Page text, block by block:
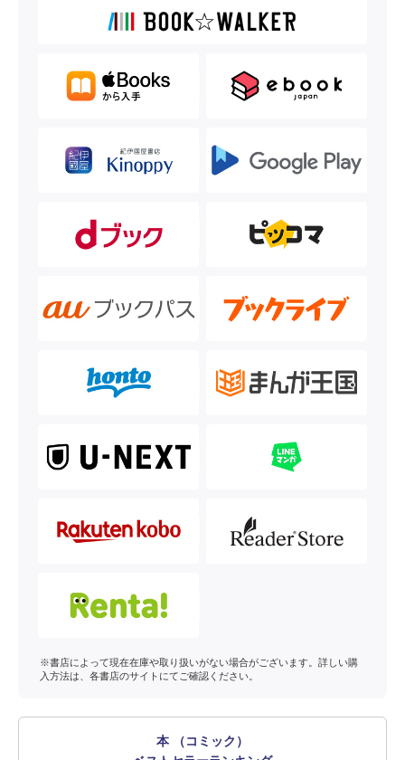
※書店によって現在在庫や取り扱いがない場合がございます。詳しい購
入方法は、各書店のサイトにてご確認ください。
本 （コミック）